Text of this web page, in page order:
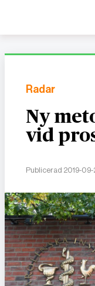
Radar
Ny
vid
Publicerad 2019-09-